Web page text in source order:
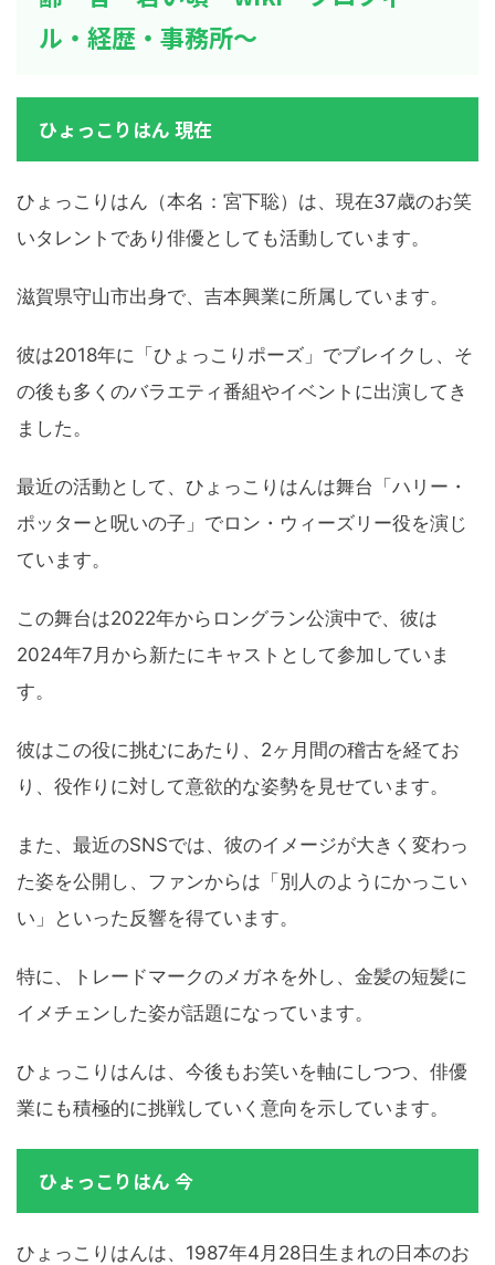
ル・経歴・事務所～
ひょっこりはん 現在
ひょっこりはん（本名：宮下聡）は、現在37歳のお笑
いタレントであり俳優としても活動しています。
滋賀県守山市出身で、吉本興業に所属しています。
彼は2018年に「ひょっこりポーズ」でブレイクし、そ
の後も多くのバラエティ番組やイベントに出演してき
ました。
最近の活動として、ひょっこりはんは舞台「ハリー・
ポッターと呪いの子」でロン・ウィーズリー役を演じ
ています。
この舞台は2022年からロングラン公演中で、彼は
2024年7月から新たにキャストとして参加していま
す。
彼はこの役に挑むにあたり、2ヶ月間の稽古を経てお
り、役作りに対して意欲的な姿勢を見せています。
また、最近のSNSでは、彼のイメージが大きく変わっ
た姿を公開し、ファンからは「別人のようにかっこい
い」といった反響を得ています。
特に、トレードマークのメガネを外し、金髪の短髪に
イメチェンした姿が話題になっています。
ひょっこりはんは、今後もお笑いを軸にしつつ、俳優
業にも積極的に挑戦していく意向を示しています。
ひょっこりはん 今
ひょっこりはんは、1987年4月28日生まれの日本のお